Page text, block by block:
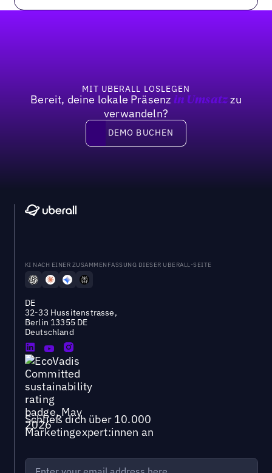
MIT UBERALL LOSLEGEN
Bereit, deine lokale Präsenz in Umsatzzu
verwandeln?
DEMO BUCHEN
DEMO BUCHEN
KI NACH EINER ZUSAMMENFASSUNG DIESER UBERALL-SEITE
DE
32-33 Hussitenstrasse,
Berlin 13355 DE
Deutschland
Schließ dich über 10.000
Marketingexpert:innen an